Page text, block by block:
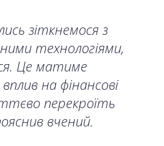
зіткнемося з
технологіями,
Це матиме
на фінансові
перекроїть
вчений.